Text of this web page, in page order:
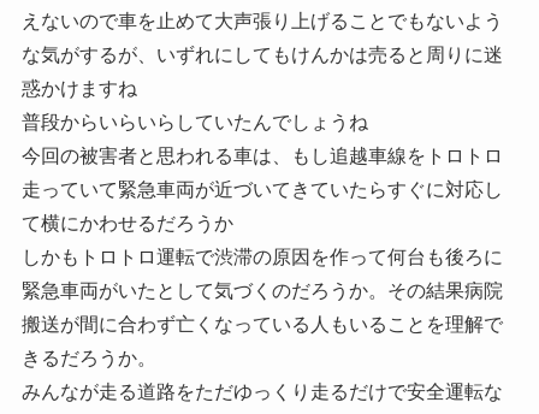
えないので車を止めて大声張り上げることでもないよう
な気がするが、いずれにしてもけんかは売ると周りに迷
惑かけますね
普段からいらいらしていたんでしょうね
今回の被害者と思われる車は、もし追越車線をトロトロ
走っていて緊急車両が近づいてきていたらすぐに対応し
て横にかわせるだろうか
しかもトロトロ運転で渋滞の原因を作って何台も後ろに
緊急車両がいたとして気づくのだろうか。その結果病院
搬送が間に合わず亡くなっている人もいることを理解で
きるだろうか。
みんなが走る道路をただゆっくり走るだけで安全運転な